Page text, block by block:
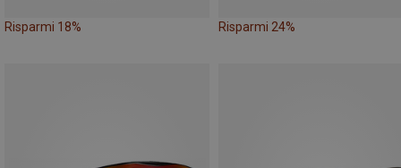
Risparmi 18% Risparmi 24%